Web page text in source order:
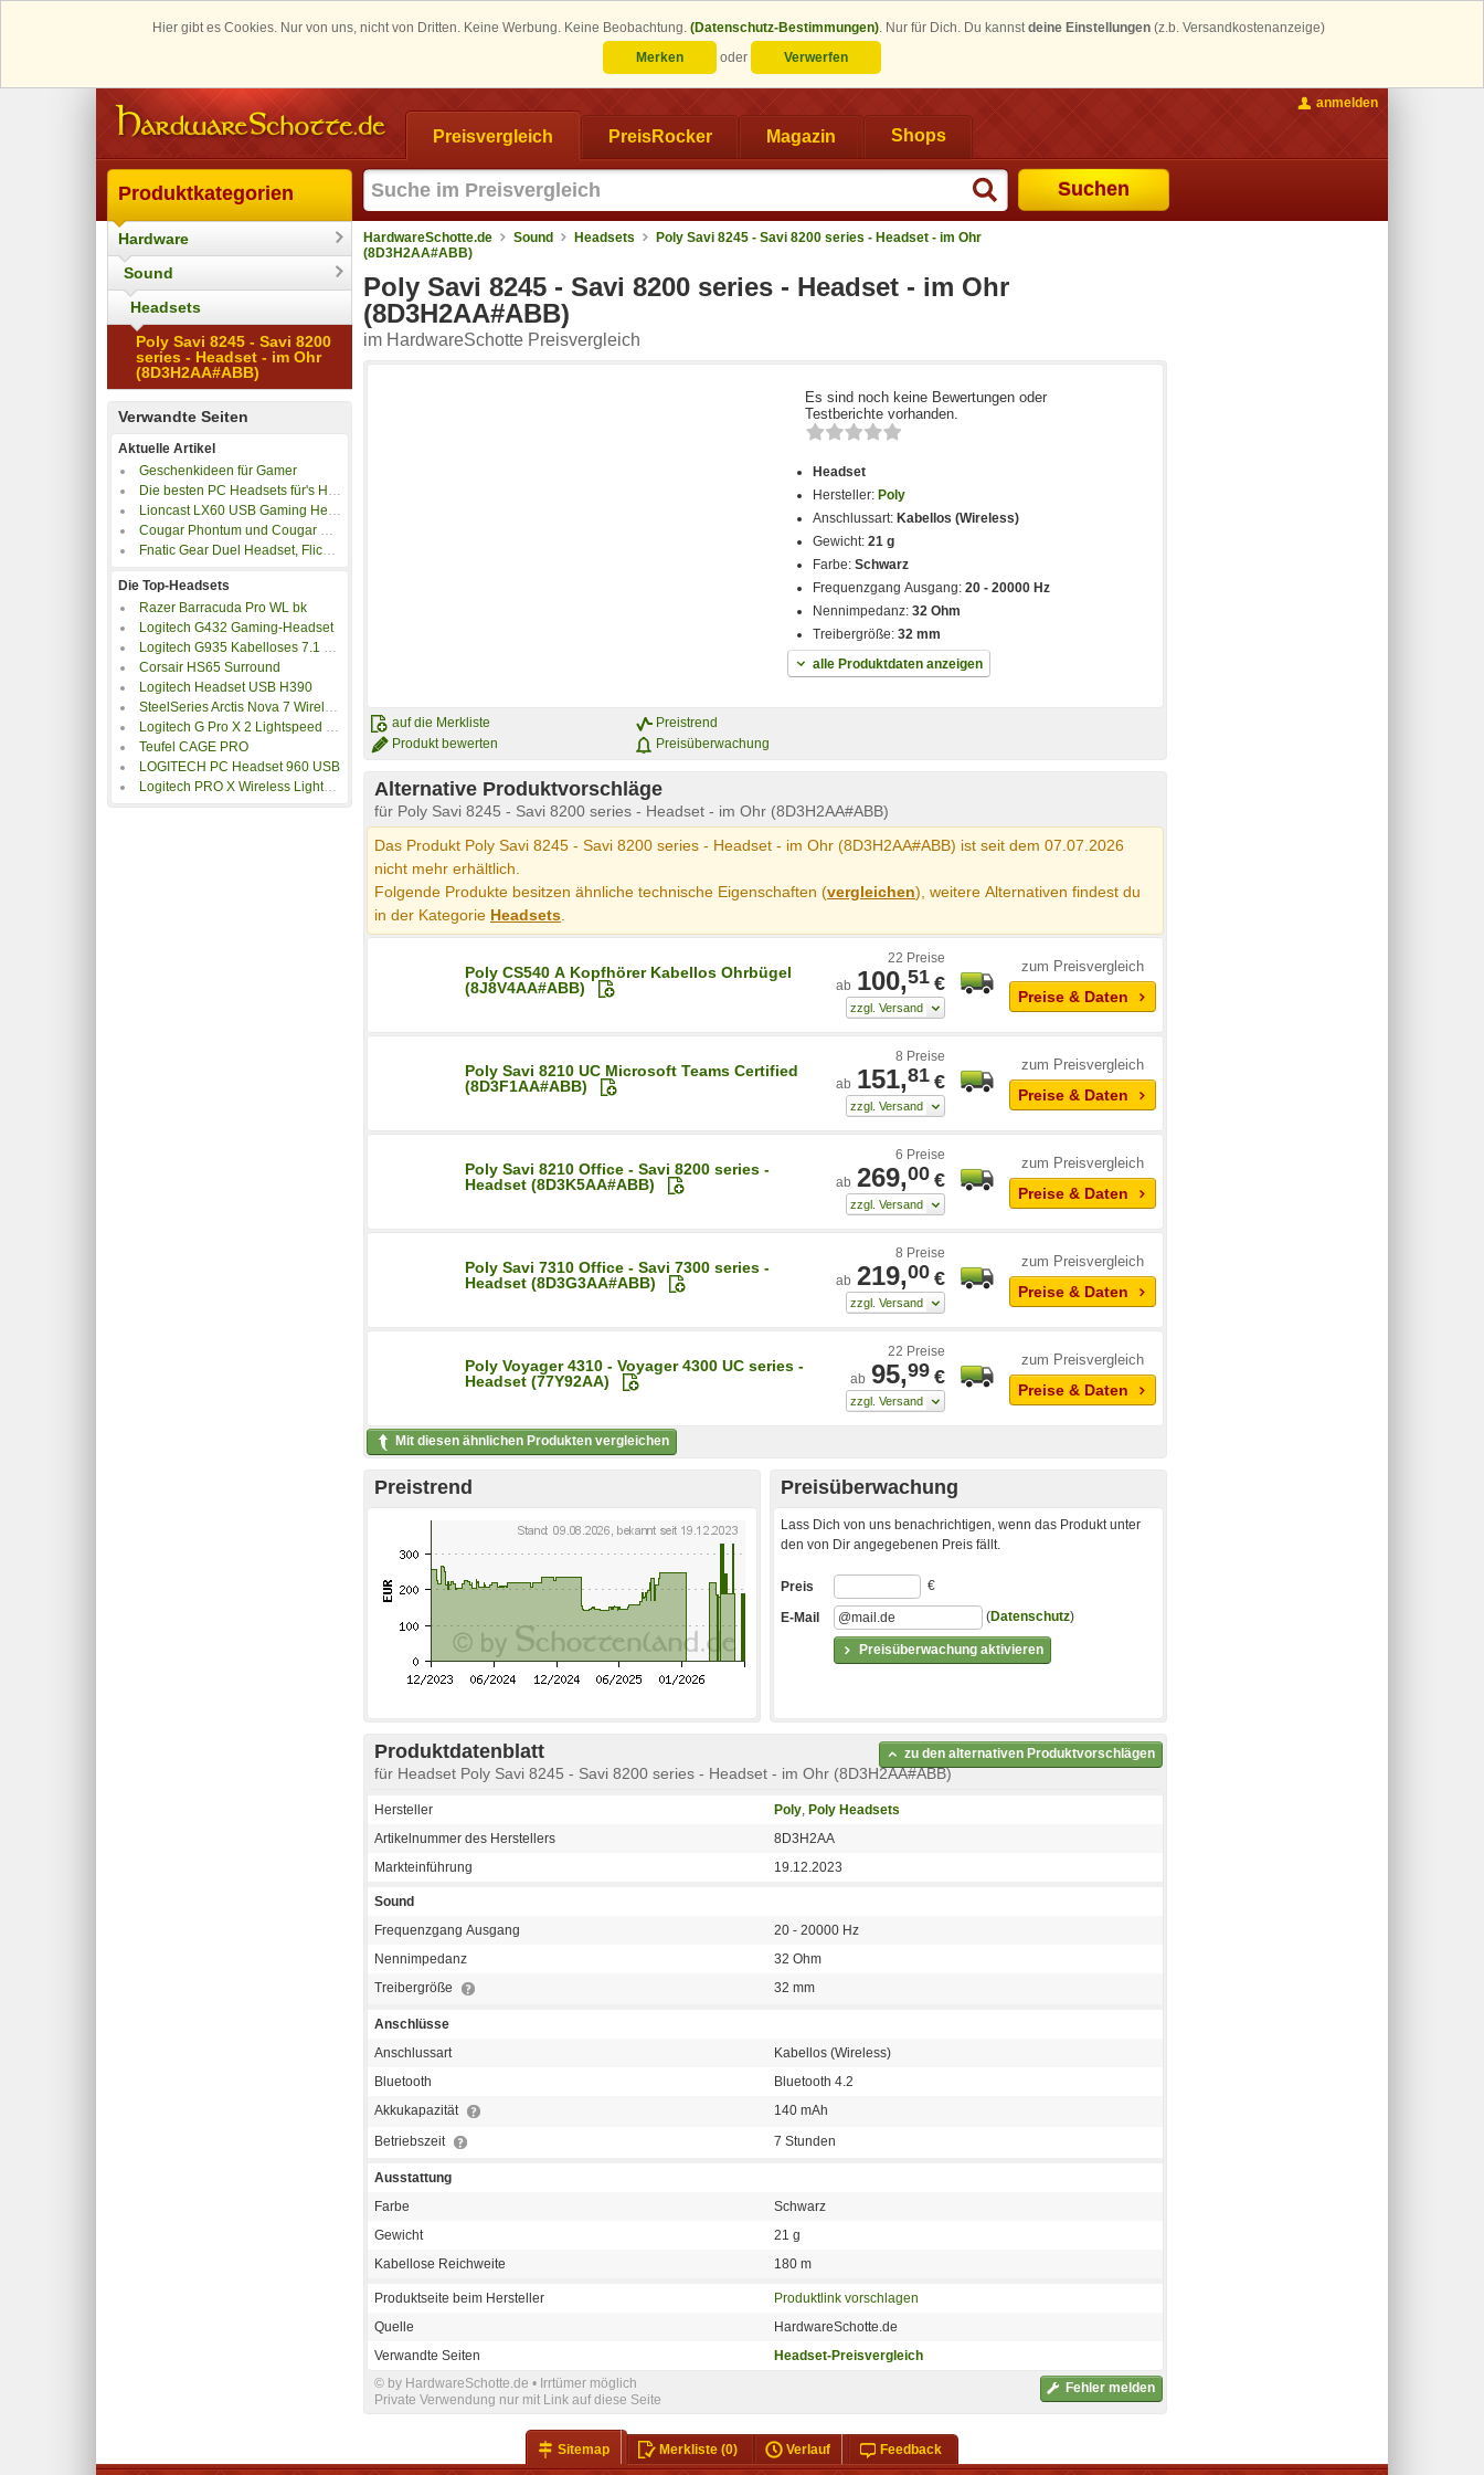
Hier gibt es Cookies. Nur von uns, nicht von Dritten. Keine Werbung. Keine Beobachtung. (Datenschutz-Bestimmungen). Nur für Dich. Du kannstdeine Einstellungen (z.b. Versandkostenanzeige)
Merken
oder Verwerfen
Preisvergleich PreisRocker Magazin Shops
Suchen
anmelden
Produktkategorien
Hardware
Sound
Headsets
Poly Savi 8245 - Savi 8200
series - Headset - im Ohr
(8D3H2AA#ABB)
Verwandte Seiten
Aktuelle Artikel
Geschenkideen für Gamer
Die besten PC Headsets für's Home-Office
Lioncast LX60 USB Gaming Headset im Kurztest
Cougar Phontum und Cougar Surpassion im Test
Fnatic Gear Duel Headset, Flick Maus und Rush Tastatur im Test
Die Top-Headsets
Razer Barracuda Pro WL bk
Logitech G432 Gaming-Headset
Logitech G935 Kabelloses 7.1 Surround Gaming-Headset mit LIGHTSYNC
Corsair HS65 Surround
Logitech Headset USB H390
SteelSeries Arctis Nova 7 Wireless schwarz
Logitech G Pro X 2 Lightspeed schwarz
Teufel CAGE PRO
LOGITECH PC Headset 960 USB
Logitech PRO X Wireless Lightspeed Headset Kabellos
HardwareSchotte.de Sound Headsets
Poly Savi 8245 - Savi 8200 series - Headset - im Ohr
(8D3H2AA#ABB)
Poly Savi 8245 - Savi 8200 series - Headset - im Ohr
(8D3H2AA#ABB)
im HardwareSchotte Preisvergleich
Es sind noch keine Bewertungen oder
Testberichte vorhanden.
Headset
Hersteller: Poly
Anschlussart: Kabellos (Wireless)
Gewicht:21 g
Farbe:Schwarz
Frequenzgang Ausgang:20 - 20000 Hz
Nennimpedanz:32 Ohm
Treibergröße:32 mm
alle Produktdaten anzeigen
auf die Merkliste
Produkt bewerten
Preistrend
Preisüberwachung
Alternative Produktvorschläge
für Poly Savi 8245 - Savi 8200 series - Headset - im Ohr (8D3H2AA#ABB)
Das Produkt Poly Savi 8245 - Savi 8200 series - Headset - im Ohr (8D3H2AA#ABB) ist seit dem 07.07.2026
nicht mehr erhältlich.
Folgende Produkte besitzen ähnliche technische Eigenschaften (vergleichen), weitere Alternativen findest du
in der Kategorie Headsets
Poly CS540 A Kopfhörer Kabellos Ohrbügel
(8J8V4AA#ABB)
22 Preise
ab 100,51 €
zum Preisvergleich
Preise & Daten
Poly Savi 8210 UC Microsoft Teams Certified
(8D3F1AA#ABB)
8 Preise
ab 151,81 €
zum Preisvergleich
Preise & Daten
Poly Savi 8210 Office - Savi 8200 series -
Headset (8D3K5AA#ABB)
6 Preise
ab 269,00 €
zum Preisvergleich
Preise & Daten
Poly Savi 7310 Office - Savi 7300 series -
Headset (8D3G3AA#ABB)
8 Preise
ab 219,00 €
zum Preisvergleich
Preise & Daten
Poly Voyager 4310 - Voyager 4300 UC series -
Headset (77Y92AA)
22 Preise
ab 95,99 €
zum Preisvergleich
Preise & Daten
Mit diesen ähnlichen Produkten vergleichen
Preistrend Preisüberwachung
Lass Dich von uns benachrichtigen, wenn das Produkt unter
den von Dir angegebenen Preis fällt.
Preisüberwachung aktivieren
Preis €
E-Mail (Datenschutz)
Produktdatenblatt
für Headset Poly Savi 8245 - Savi 8200 series - Headset - im Ohr (8D3H2AA#ABB)
zu den alternativen Produktvorschlägen
Hersteller Poly, Poly Headsets
Artikelnummer des Herstellers
8D3H2AA
Markteinführung
19.12.2023
Sound
Frequenzgang Ausgang
20 - 20000 Hz
Nennimpedanz
32 Ohm
Treibergröße
32 mm
Anschlüsse
Anschlussart
Kabellos (Wireless)
Bluetooth
Bluetooth 4.2
Akkukapazität
140 mAh
Betriebszeit
7 Stunden
Ausstattung
Farbe
Schwarz
Gewicht
21 g
Kabellose Reichweite
180 m
Produktseite beim Hersteller
Produktlink vorschlagen
Quelle
HardwareSchotte.de
Verwandte Seiten
Headset-Preisvergleich
Fehler melden
© by HardwareSchotte.de • Irrtümer möglich
Private Verwendung nur mit Link auf diese Seite
Sitemap Merkliste(0) Verlauf Feedback